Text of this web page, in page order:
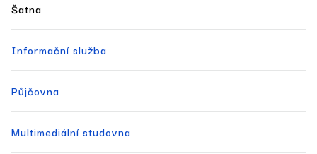
Šatna
Informační služba
Půjčovna
Multimediální studovna